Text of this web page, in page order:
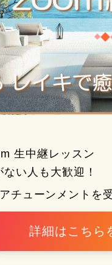
生中継レッスン
い人も大歓迎！
チューンメントを
詳細はこちら